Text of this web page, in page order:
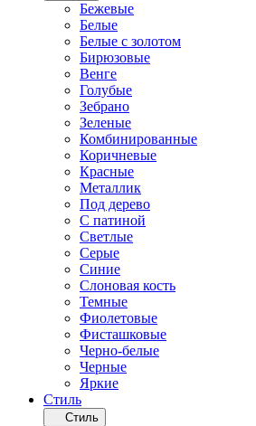
Бежевые
Белые
Белые с золотом
Бирюзовые
Венге
Голубые
Зебрано
Зеленые
Комбинированные
Коричневые
Красные
Металлик
Под дерево
С патиной
Светлые
Серые
Синие
Слоновая кость
Темные
Фиолетовые
Фисташковые
Черно-белые
Черные
Яркие
Стиль
Стиль